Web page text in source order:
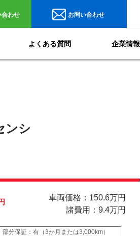
わせ お問い合わせ
よくある質問 企業情報
シ
車両価格：150.6万円
諸費用：9.4万円
部分保証：有（3か月または3,000km）